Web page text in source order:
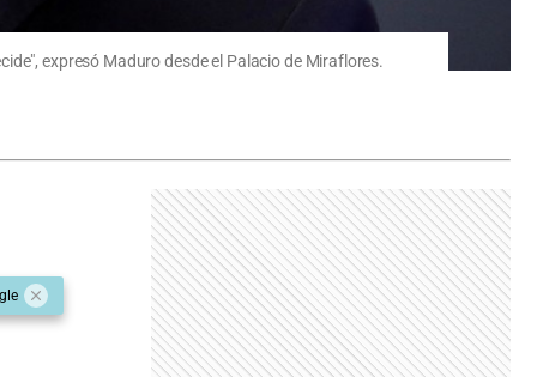
expresó Maduro desde el Palacio de Miraflores.